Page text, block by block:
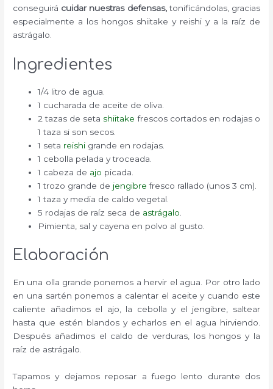
conseguirá cuidar nuestras defensas,tonificándolas, gracias
especialmente a los hongos shiitake y reishi y a la raíz de
astrágalo.
Ingredientes
1/4 litro de agua.
1 cucharada de aceite de oliva.
2 tazas de seta shiitake frescos cortados en rodajas o
1 taza si son secos.
1 seta reishi grande en rodajas.
1 cebolla pelada y troceada.
1 cabeza de ajo picada.
1 trozo grande de jengibre fresco rallado (unos 3 cm).
1 taza y media de caldo vegetal.
5 rodajas de raíz seca de astrágalo
Pimienta, sal y cayena en polvo al gusto.
Elaboración
En una olla grande ponemos a hervir el agua. Por otro lado
en una sartén ponemos a calentar el aceite y cuando este
caliente añadimos el ajo, la cebolla y el jengibre, saltear
hasta que estén blandos y echarlos en el agua hirviendo.
Después añadimos el caldo de verduras, los hongos y la
raíz de astrágalo.
Tapamos y dejamos reposar a fuego lento durante dos